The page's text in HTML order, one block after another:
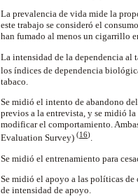
La prevalencia de vida mide la
este trabajo se consideró el
han fumado al menos un cigarrillo
La intensidad de la dependencia al
los índices de dependencia
tabaco.
Se midió el intento de abandono
previos a la entrevista, y se midió
modificar el comportamiento.
Evaluation Survey) (16).
Se midió el entrenamiento para
Se midió el apoyo a las políticas de
de intensidad de apoyo.